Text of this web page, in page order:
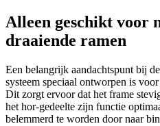
Alleen geschikt voor
draaiende ramen
Een belangrijk aandachtspunt bij
systeem speciaal ontworpen is
Dit zorgt ervoor dat het frame
het hor-gedeelte zijn functie
belemmerd te worden door naar